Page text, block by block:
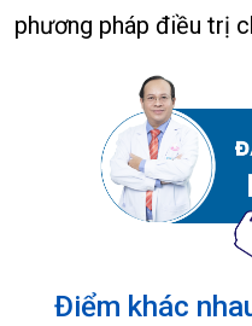
phương pháp điều trị
Điểm khác